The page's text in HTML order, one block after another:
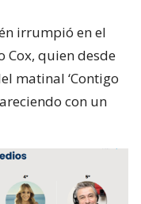
irrumpió en el
Cox, quien desde
matinal ‘Contigo
con un